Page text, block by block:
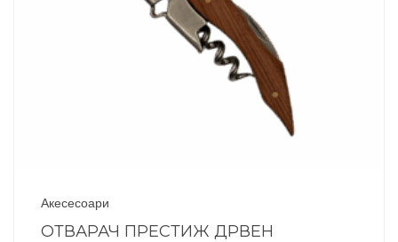
Акесесоари
ОТВАРАЧ ПРЕСТИЖ ДРВЕН